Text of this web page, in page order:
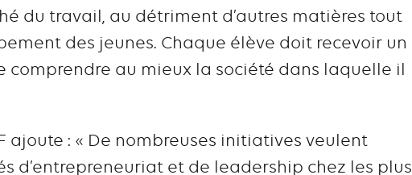
du travail, au détriment d’autres matières tout
des jeunes. Chaque élève doit recevoir un
au mieux la société dans laquelle il
ajoute : « De nombreuses initiatives veulent
d’entrepreneuriat et de leadership chez les plus